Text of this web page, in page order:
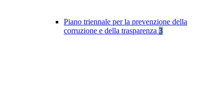
Piano triennale per la prevenzione della
corruzione e della trasparenza 3